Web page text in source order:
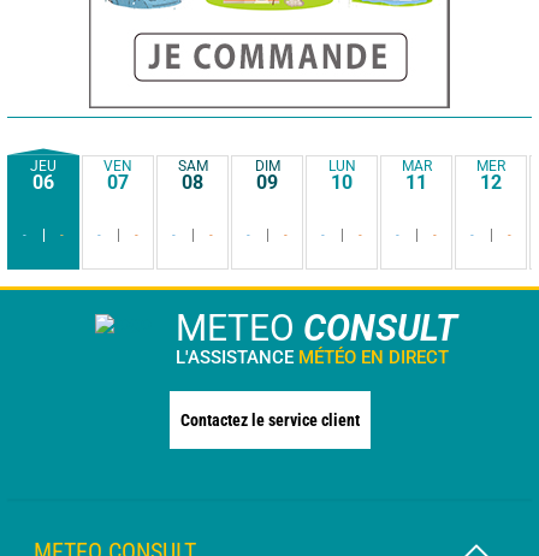
JEU
06
- -
VEN
07
- -
SAM
08
- -
DIM
09
- -
LUN
10
- -
MAR
11
- -
MER
12
- -
METEO CONSULT
L'ASSISTANCE MÉTÉO EN DIRECT
Contactez le service client